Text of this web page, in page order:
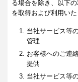
る場合を除き、以下
を取得および利用いた
当社サービス等
管理
お客様へのご連
提供
当社サービス等